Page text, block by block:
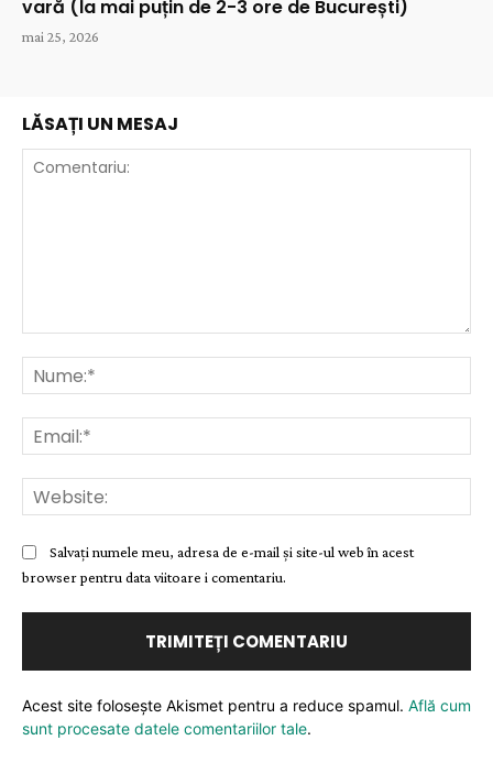
vară (la mai puțin de 2-3 ore de București)
mai 25, 2026
LĂSAȚI UN MESAJ
Salvați numele meu, adresa de e-mail și site-ul web în acest
browser pentru data viitoare i comentariu.
Acest site folosește Akismet pentru a reduce spamul. Află cum
sunt procesate datele comentariilor tale.